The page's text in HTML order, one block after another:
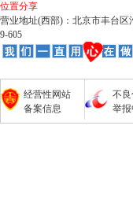
位置分享
营业地址(西部)：北京市丰台
9-605
经营性网站
备案信息
不良
举